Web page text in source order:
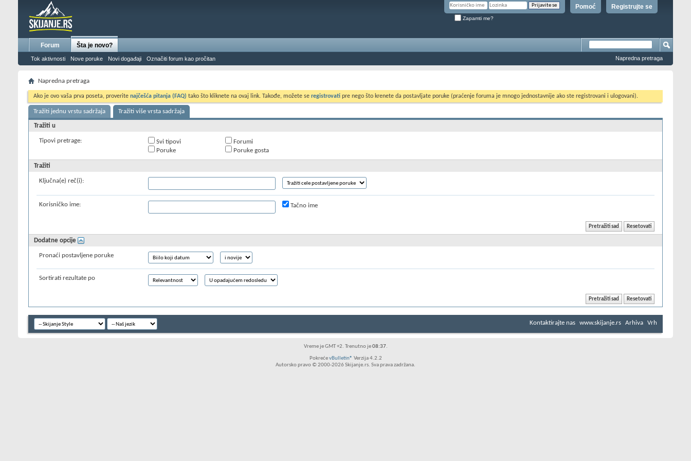
Registrujte se
Pomoć
Zapamti me?
Forum Šta je novo?
Tok aktivnosti Nove poruke Novi događaji Označiti forum kao pročitan Napredna pretraga
Napredna pretraga
Ako je ovo vaša prva poseta, proverite najčešća pitanja (FAQ) tako što kliknete na ovaj link. Takođe, možete se registrovati pre nego što krenete da postavljate poruke (praćenje foruma je mnogo jednostavnije ako ste registrovani i ulogovani).
Tražiti jednu vrstu sadržaja Tražiti više vrsta sadržaja
Tražiti u
Tipovi pretrage: Svi tipovi
Forumi
Poruke
Poruke gosta
Tražiti
Ključna(e) reč(i):
Korisničko ime: Tačno ime
Dodatne opcije
Pronaći postavljene poruke
Sortirati rezultate po
Kontaktirajte nas www.skijanje.rs Arhiva Vrh
Vreme je GMT +2. Trenutno je08:37.
PokrećevBulletin® Verzija 4.2.2
Autorsko pravo © 2000-2026 Skijanje.rs. Sva prava zadržana.